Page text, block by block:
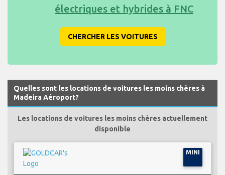
électriques et hybrides à FNC
CHERCHER LES VOITURES
Quelles sont les locations de voitures les moins chères à
Madeira Aéroport?
Les locations de voitures les moins chères actuellement
disponible
MINI